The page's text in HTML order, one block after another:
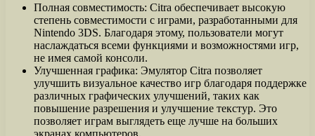
Полная совместимость: Citra обеспечивает высокую
степень совместимости с играми, разработанными для
Nintendo 3DS. Благодаря этому, пользователи могут
наслаждаться всеми функциями и возможностями игр,
не имея самой консоли.
Улучшенная графика: Эмулятор Citra позволяет
улучшить визуальное качество игр благодаря поддержке
различных графических улучшений, таких как
повышение разрешения и улучшение текстур. Это
позволяет играм выглядеть еще лучше на больших